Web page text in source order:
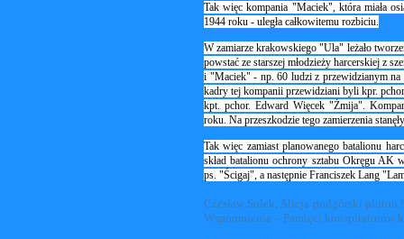
Tak więc kompania "Maciek", która miała
1944 roku - uległa całkowitemu rozbiciu.
W zamiarze krakowskiego "Ula" leżało
powstać ze starszej młodzieży harcerskiej z
i "Maciek" - np. 60 ludzi z przewidzianym
kadry tej kompanii przewidziani byli kpr.
kpt. pchor. Edward Więcek "Żmija".
roku. Na przeszkodzie tego zamierzenia
Tak więc zamiast planowanego batalionu
skład batalionu ochrony sztabu Okręgu AK
ps. "Ścigaj", a następnie Franciszek Lang
Czesław Sułek, Alicja podgórski
Wspomnienia – Pamięci konspiratorów